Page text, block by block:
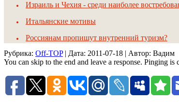
Израиль и Чехия - среди наиболее
Итальянские мотивы
Россиянам пропишут внутренний туризм?
Рубрика: Off-TOP| Дата: 2011-07-18 | Автор: Вадим
You can skip to the end and leave a response. Pinging